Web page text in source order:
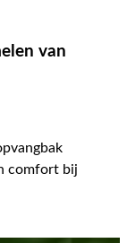
van
comfort bij